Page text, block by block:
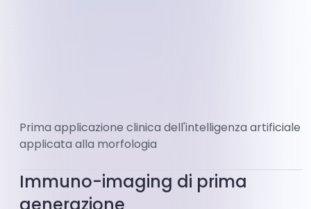
Prima applicazione clinica dell'intelligenza artificiale
applicata alla morfologia
Immuno-imaging di prima